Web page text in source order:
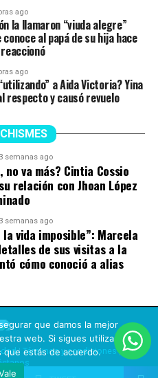
ago
la llamaron “viuda alegre”
al papá de su hija hace
ago
a Aida Victoria? Yina
respecto y causó revuelo
3 semanas ago
va más? Cintia Cossio
relación con Jhoan López
3 semanas ago
la vida imposible”: Marcela
de sus visitas a la
cómo conoció a alias
| Términos y condiciones|
|Design L-ink
que damos la mejor
web. Si sigues utilizando
que estás de acuerdo.